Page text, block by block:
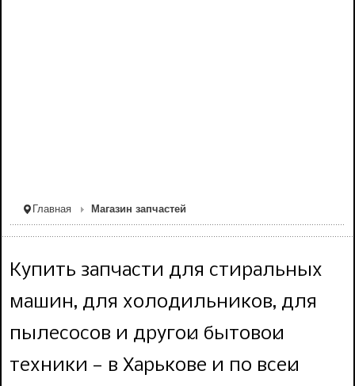
Главная Магазин запчастей
Купить запчасти для стиральных
машин, для холодильников, для
пылесосов и другой бытовой
техники — в Харькове и по всей